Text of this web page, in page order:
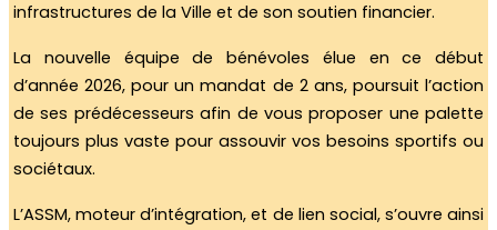
infrastructures de la Ville et de son soutien financier.
La nouvelle équipe de bénévoles élue en ce début
d’année 2026, pour un mandat de 2 ans, poursuit l’action
de ses prédécesseurs afin de vous proposer une palette
toujours plus vaste pour assouvir vos besoins sportifs ou
sociétaux.
L’ASSM, moteur d’intégration, et de lien social, s’ouvre ainsi